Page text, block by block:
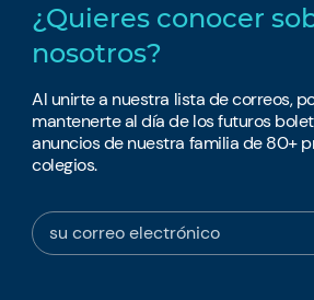
¿Quieres conocer
nosotros?
Al unirte a nuestra lista de correos,
mantenerte al día de los futuros
anuncios de nuestra familia de 80+
colegios.